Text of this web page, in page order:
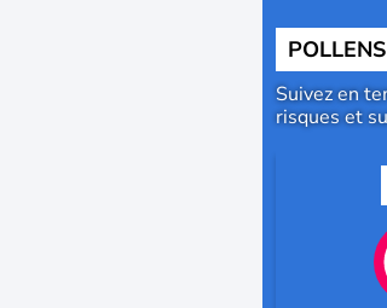
Suivez en
risques et